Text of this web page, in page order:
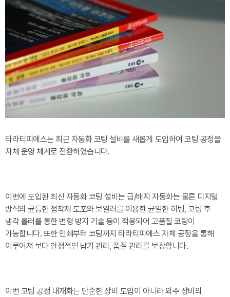
타라티피에스는 최근 자동화 코팅 설비를 새롭게 도입하여 코팅 공정을
자체 운영 체계로 전환하였습니다.
이번에 도입된 최신 자동화 코팅 설비는 급/배지 자동화는 물론 디지털
방식의 균등한 접착제 도포와 보일러를 이용한 균일한 히팅, 코팅 후
냉각 롤러를 통한 변형 방지 기술 등이 적용되어 고품질 코팅이
가능합니다. 또한 인쇄부터 코팅까지 타라티피에스 자체 공정을 통해
이루어져 보다 안정적인 납기 관리, 품질 관리를 보장합니다.
이번 코팅 공정 내재화는 단순한 장비 도입이 아니라 외주 장비의